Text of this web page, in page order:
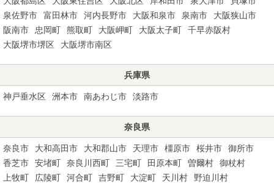
泉佐野市
富田林市 河内長野市 大阪和泉市 泉南市
大阪狭山市
阪南市
忠岡町 熊取町 大阪岬町 大阪太子町
千早赤阪村
大阪堺市堺区
大阪堺市南区
兵庫県
神戸垂水区 洲本市 南あわじ市 淡路市
奈良県
奈良市 大和高田市 大和郡山市 天理市 橿原市 桜井市
御所市
香芝市
安堵町 奈良川西町 三宅町 田原本町 曽爾村
御杖村
上牧町
広陵町 河合町 吉野町 大淀町 天川村
野迫川村